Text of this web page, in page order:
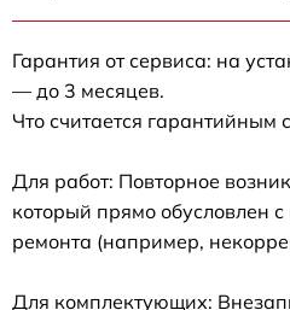
Гарантия от сервиса: на
— до 3 месяцев.
Что считается гарантийным
Для работ: Повторное
который прямо обусловлен
ремонта (например,
Для комплектующих: